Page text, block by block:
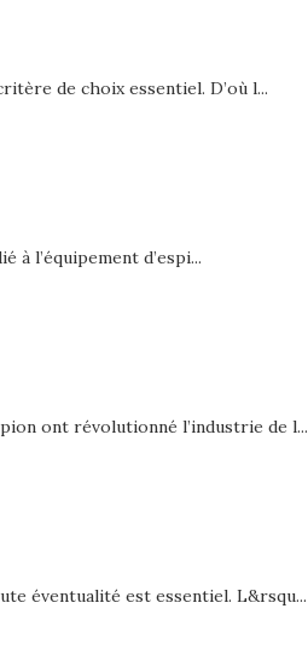
de choix essentiel. D’où l...
l’équipement d’espi...
ont révolutionné l’industrie de l...
éventualité est essentiel. L&rsqu...